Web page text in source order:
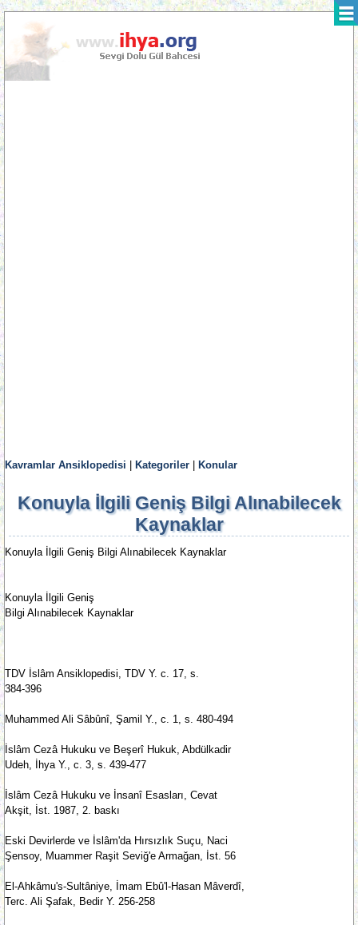
Kavramlar Ansiklopedisi Kategoriler Konular
Konuyla İlgili Geniş Bilgi Alınabilecek
Kaynaklar
Konuyla İlgili Geniş Bilgi Alınabilecek Kaynaklar
Konuyla İlgili Geniş
Bilgi Alınabilecek Kaynaklar
TDV İslâm Ansiklopedisi, TDV Y. c. 17, s.
384-396
Muhammed Ali Sâbûnî, Şamil Y., c. 1, s. 480-494
İslâm Cezâ Hukuku ve Beşerî Hukuk, Abdülkadir
Udeh, İhya Y., c. 3, s. 439-477
İslâm Cezâ Hukuku ve İnsanî Esasları, Cevat
Akşit, İst. 1987, 2. baskı
Eski Devirlerde ve İslâm'da Hırsızlık Suçu, Naci
Şensoy, Muammer Raşit Seviğ'e Armağan, İst. 56
El-Ahkâmu's-Sultâniye, İmam Ebû'l-Hasan Mâverdî,
Terc. Ali Şafak, Bedir Y. 256-258